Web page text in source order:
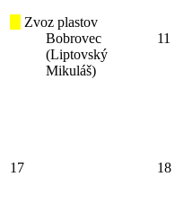
Zvoz plastov
Bobrovec
(Liptovský
Mikuláš)
11
17 18